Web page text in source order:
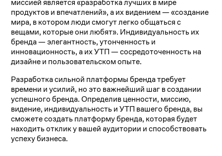
миссией является «разработка лучших в мире
продуктов и впечатлений», а их видением — «создание
мира, в котором люди смогут легко общаться с
вещами, которые они любят». Индивидуальность их
бренда — элегантность, утонченность и
инновационность, а их УТП — сосредоточенность на
дизайне и пользовательском опыте.
Разработка сильной платформы бренда требует
времени и усилий, но это важнейший шаг в создании
успешного бренда. Определив ценности, миссию,
видение, индивидуальность и УТП вашего бренда, вы
сможете создать платформу бренда, которая будет
находить отклик у вашей аудитории и способствовать
успеху бизнеса.